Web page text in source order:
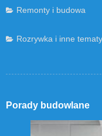
Remonty i budowa
Rozrywka i inne tematy
Porady budowlane